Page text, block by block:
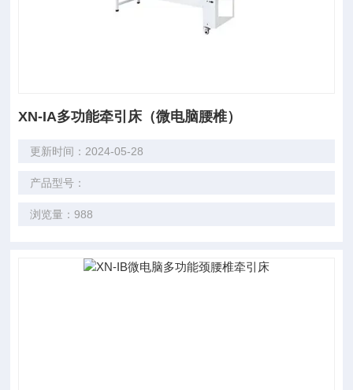
XN-IA多功能牵引床（微电脑腰椎）
更新时间：2024-05-28
产品型号：
浏览量：988